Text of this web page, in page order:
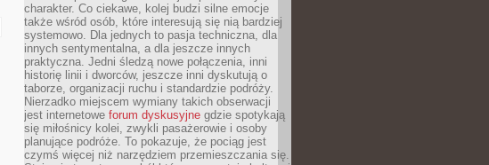
charakter. Co ciekawe, kolej budzi silne emocje
także wśród osób, które interesują się nią bardziej
systemowo. Dla jednych to pasja techniczna, dla
innych sentymentalna, a dla jeszcze innych
praktyczna. Jedni śledzą nowe połączenia, inni
historię linii i dworców, jeszcze inni dyskutują o
taborze, organizacji ruchu i standardzie podróży.
Nierzadko miejscem wymiany takich obserwacji
jest internetowe forum dyskusyjne gdzie spotykają
się miłośnicy kolei, zwykli pasażerowie i osoby
planujące podróże. To pokazuje, że pociąg jest
czymś więcej niż narzędziem przemieszczania się.